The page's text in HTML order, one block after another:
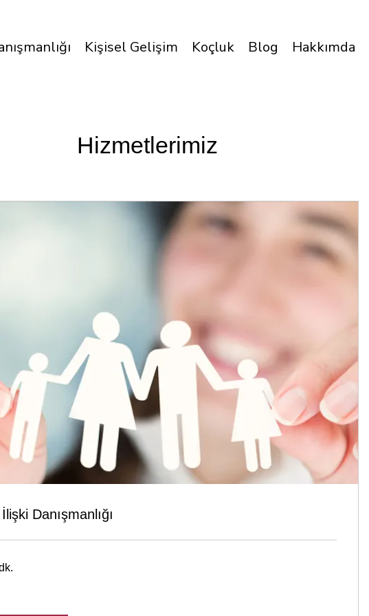
Kişisel Gelişim Koçluk Blog Hakkımda
Hizmetlerimiz
Danışmanlığı